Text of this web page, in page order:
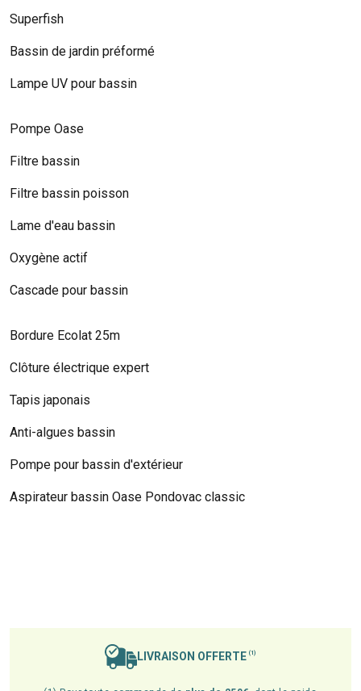
Superfish
Bassin de jardin préformé
Lampe UV pour bassin
Pompe Oase
Filtre bassin
Filtre bassin poisson
Lame d'eau bassin
Oxygène actif
Cascade pour bassin
Bordure Ecolat 25m
Clôture électrique expert
Tapis japonais
Anti-algues bassin
Pompe pour bassin d'extérieur
Aspirateur bassin Oase Pondovac classic
LIVRAISON OFFERTE (1)